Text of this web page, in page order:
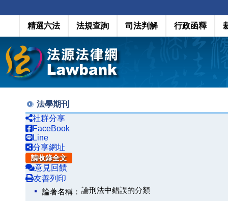
精選六法 法規查詢 司法判解 行政函釋
法學期刊
社群分享
FaceBook
Line
分享網址
請收錄全文
意見回饋
友善列印
論著名稱： 論刑法中錯誤的分類